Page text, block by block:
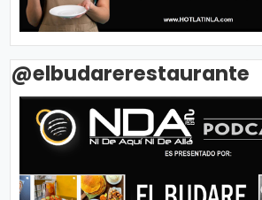
@elbudarerestaurante